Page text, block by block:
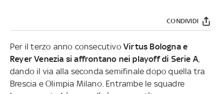
CONDIVIDI
Per il terzo anno consecutivo Virtus Bologna e
Reyer Venezia si affrontano nei playoff di Serie A,
dando il via alla seconda semifinale dopo quella tra
Brescia e Olimpia Milano. Entrambe le squadre